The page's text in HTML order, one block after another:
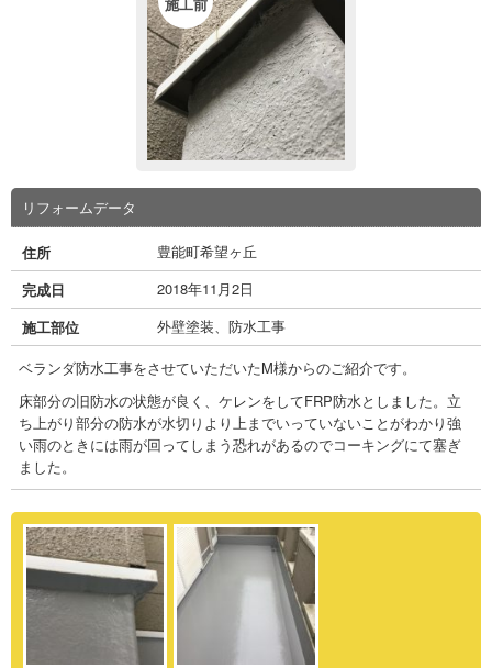
リフォームデータ
住所
豊能町希望ヶ丘
完成日
2018年11月2日
施工部位
外壁塗装、防水工事
ベランダ防水工事をさせていただいたM様からのご紹介です。
床部分の旧防水の状態が良く、ケレンをしてFRP防水としました。立
ち上がり部分の防水が水切りより上までいっていないことがわかり強
い雨のときには雨が回ってしまう恐れがあるのでコーキングにて塞ぎ
ました。